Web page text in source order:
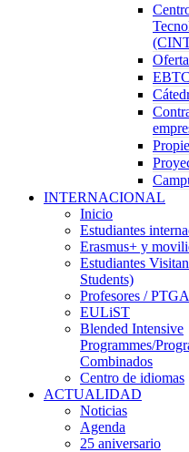
INTERNACIONAL
Inicio
Estudiantes
Erasmus+ y
Estudiantes
Students)
Profesores /
EULiST
Blended Intensive
Programmes/
Combinados
Centro de idiomas
ACTUALIDAD
Noticias
Agenda
25 aniversario